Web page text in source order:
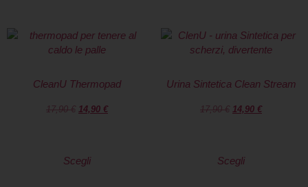
CleanU Thermopad
17,90€ 14,90 €
Scegli
Urina Sintetica Clean Stream
17,90€ 14,90 €
Scegli